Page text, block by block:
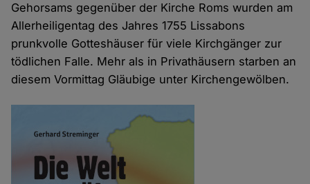
Gehorsams gegenüber der Kirche Roms wurden am
Allerheiligentag des Jahres 1755 Lissabons
prunkvolle Gotteshäuser für viele Kirchgänger zur
tödlichen Falle. Mehr als in Privathäusern starben an
diesem Vormittag Gläubige unter Kirchengewölben.